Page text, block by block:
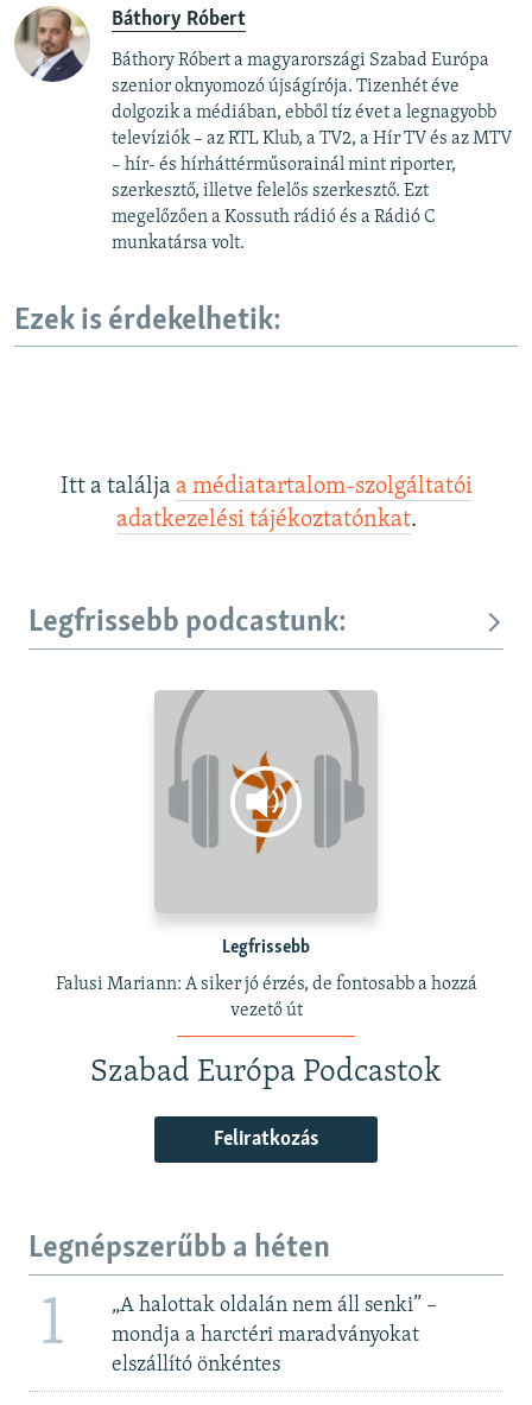
Báthory Róbert
Báthory Róbert a magyarországi Szabad Európa
szenior oknyomozó újságírója. Tizenhét éve
dolgozik a médiában, ebből tíz évet a legnagyobb
televíziók – az RTL Klub, a TV2, a Hír TV és az MTV
– hír- és hírháttérműsorainál mint riporter,
szerkesztő, illetve felelős szerkesztő. Ezt
megelőzően a Kossuth rádió és a Rádió C
munkatársa volt.
Ezek is érdekelhetik:
Itt a találja a médiatartalom-szolgáltatói
adatkezelési tájékoztatónkat.
Legfrissebb podcastunk:
Legfrissebb
Falusi Mariann: A siker jó érzés, de fontosabb a hozzá
vezető út
Szabad Európa Podcastok
Feliratkozás
Legnépszerűbb a héten
1
„A halottak oldalán nem áll senki” –
mondja a harctéri maradványokat
elszállító önkéntes